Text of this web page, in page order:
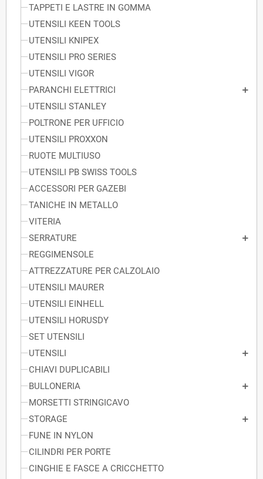
TAPPETI E LASTRE IN GOMMA
UTENSILI KEEN TOOLS
UTENSILI KNIPEX
UTENSILI PRO SERIES
UTENSILI VIGOR
PARANCHI ELETTRICI
UTENSILI STANLEY
POLTRONE PER UFFICIO
UTENSILI PROXXON
RUOTE MULTIUSO
UTENSILI PB SWISS TOOLS
ACCESSORI PER GAZEBI
TANICHE IN METALLO
VITERIA
SERRATURE
REGGIMENSOLE
ATTREZZATURE PER CALZOLAIO
UTENSILI MAURER
UTENSILI EINHELL
UTENSILI HORUSDY
SET UTENSILI
UTENSILI
CHIAVI DUPLICABILI
BULLONERIA
MORSETTI STRINGICAVO
STORAGE
FUNE IN NYLON
CILINDRI PER PORTE
CINGHIE E FASCE A CRICCHETTO